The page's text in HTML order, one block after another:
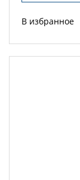
В избранное